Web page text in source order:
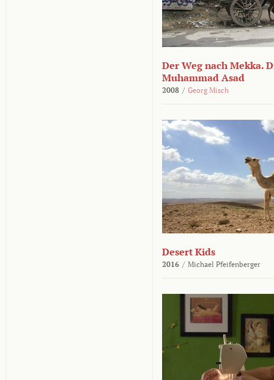
Der Weg nach Mekka.
Muhammad Asad
2008 / Georg Misch
Desert Kids
2016 / Michael Pfeifenberger